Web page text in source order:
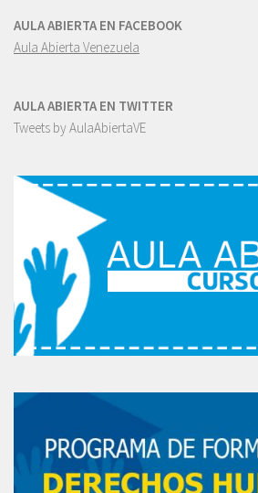
AULA ABIERTA EN FACEBOOK
Aula Abierta Venezuela
AULA ABIERTA EN TWITTER
Tweets by AulaAbiertaVE